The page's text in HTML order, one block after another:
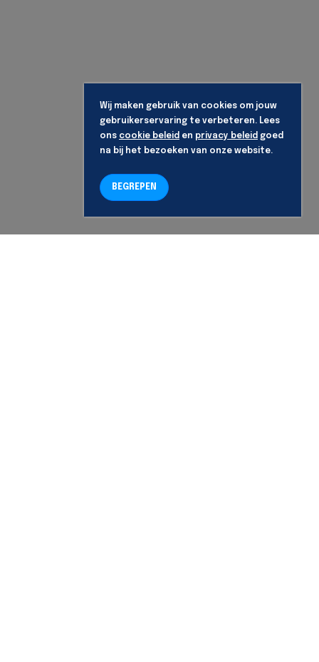
Wij maken gebruik van cookies om jouw
gebruikerservaring te verbeteren. Lees
ons cookie beleid en privacy beleid goed
na bij het bezoeken van onze website.
BEGREPEN